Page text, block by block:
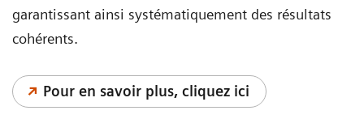
garantissant ainsi systématiquement des résultats
cohérents.
Pour en savoir plus, cliquez ici